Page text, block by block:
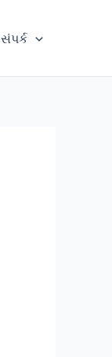
સંપર્ક